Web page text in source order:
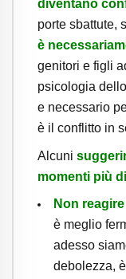
diventano
porte sbattute,
è
genitori e figli
psicologia
e necessario
è il conflitto in
Alcuni
momenti più
Non
è meglio
adesso
debolezza,